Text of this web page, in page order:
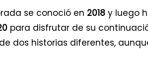
se conoció en 2018 y luego
para disfrutar de su
dos historias diferentes,